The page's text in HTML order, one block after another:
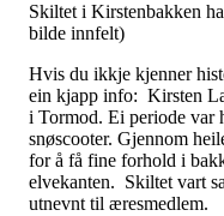
Skiltet i Kirstenbakken
bilde innfelt)
Hvis du ikkje kjenner
ein kjapp info: Kirsten
i Tormod. Ei periode var
snøscooter. Gjennom
for å få fine forhold i
elvekanten. Skiltet vart
utnevnt til æresmedlem.